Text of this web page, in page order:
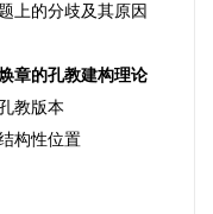
上的分歧及其原因
章的孔教建构理论
教版本
构性位置